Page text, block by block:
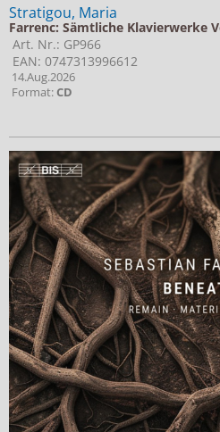
Stratigou, Maria
Farrenc: Sämtliche Klavierwerke
Art. Nr.: GP966
EAN: 0747313996612
14.Aug.2026
Format:CD